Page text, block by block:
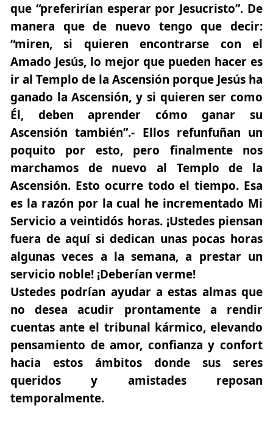
que “preferirían esperar por Jesucristo”. De
manera que de nuevo tengo que decir:
“miren, si quieren encontrarse con el
Amado Jesús, lo mejor que pueden hacer es
ir al Templo de la Ascensión porque Jesús ha
ganado la Ascensión, y si quieren ser como
Él, deben aprender cómo ganar su
Ascensión también”.- Ellos refunfuñan un
poquito por esto, pero finalmente nos
marchamos de nuevo al Templo de la
Ascensión. Esto ocurre todo el tiempo. Esa
es la razón por la cual he incrementado Mi
Servicio a veintidós horas. ¡Ustedes piensan
fuera de aquí si dedican unas pocas horas
algunas veces a la semana, a prestar un
servicio noble! ¡Deberían verme!
Ustedes podrían ayudar a estas almas que
no desea acudir prontamente a rendir
cuentas ante el tribunal kármico, elevando
pensamiento de amor, confianza y confort
hacia estos ámbitos donde sus seres
queridos y amistades reposan
temporalmente.